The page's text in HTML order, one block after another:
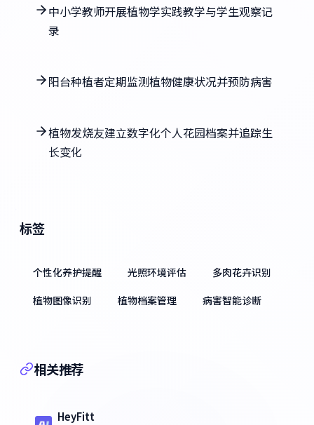
中小学教师开展植物学实践教学与学生观察记
录
阳台种植者定期监测植物健康状况并预防病害
植物发烧友建立数字化个人花园档案并追踪生
长变化
标签
个性化养护提醒 光照环境评估
多肉花卉识别
植物图像识别
植物档案管理 病害智能诊断
相关推荐
HeyFitt